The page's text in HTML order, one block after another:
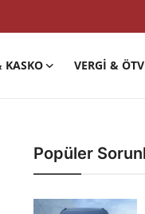
KASKO VERGI &
Popüler